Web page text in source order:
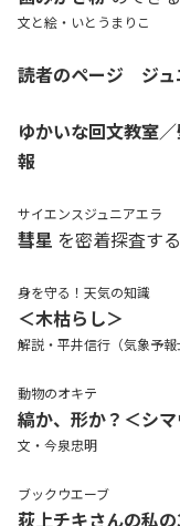
文と絵・いとうまりこ
読者のページ ジュ
ゆかいな回文教室
報
サイエンスジュニアエラ
彗星 を密着探査する
身を守る！天気の知識
＜木枯らし＞
解説・平井信行（気象予報
動物のオキテ
縞か、形か？＜シ
文・今泉忠明
ブックウエーブ
荻上チキさんの私